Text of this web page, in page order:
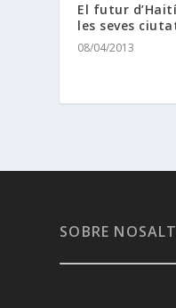
El futur
les seves
08/04/2013
SOBRE